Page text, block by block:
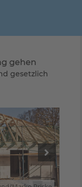
gehen
gesetzlich